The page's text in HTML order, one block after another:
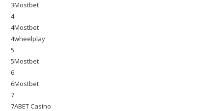
3Mostbet
4
4Mostbet
4wheelplay
5
5Mostbet
6
6Mostbet
7
7ABET Casino